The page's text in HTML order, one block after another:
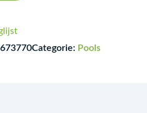
Categorie: Pools